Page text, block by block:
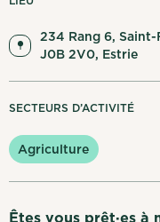
234 Rang 6,
J0B 2V0, Estrie
SECTEURS D’ACTIVITÉ
Agriculture
Êtes vous prêt·es à